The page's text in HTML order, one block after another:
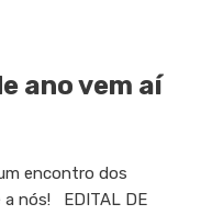
ano vem aí
encontro dos
a nós! EDITAL DE